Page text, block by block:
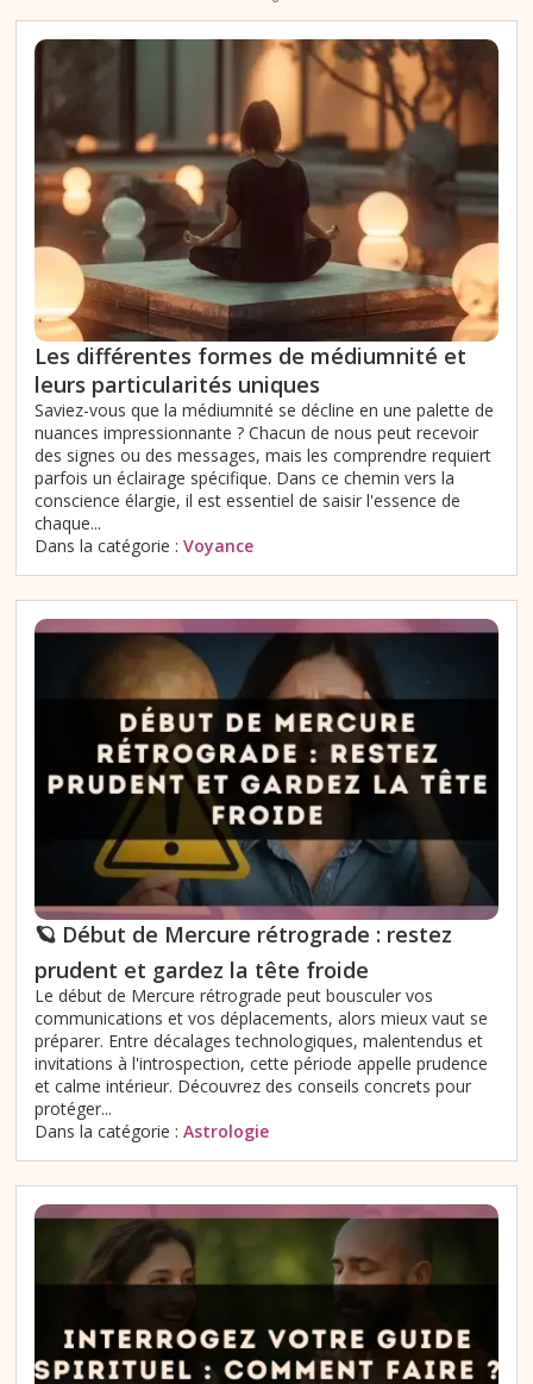
Les différentes formes de médiumnité et
leurs particularités uniques
Saviez-vous que la médiumnité se décline en une palette de
nuances impressionnante ? Chacun de nous peut recevoir
des signes ou des messages, mais les comprendre requiert
parfois un éclairage spécifique. Dans ce chemin vers la
conscience élargie, il est essentiel de saisir l'essence de
chaque...
Dans la catégorie : Voyance
🪐 Début de Mercure rétrograde : restez
prudent et gardez la tête froide
Le début de Mercure rétrograde peut bousculer vos
communications et vos déplacements, alors mieux vaut se
préparer. Entre décalages technologiques, malentendus et
invitations à l'introspection, cette période appelle prudence
et calme intérieur. Découvrez des conseils concrets pour
protéger...
Dans la catégorie : Astrologie